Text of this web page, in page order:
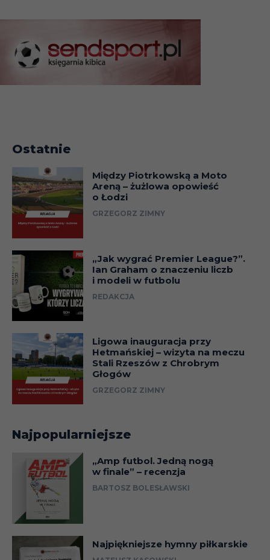
Ostatnie
Między Piotrkowską a Moto
Areną – żużlowa opowieść
o Łodzi
GRZEGORZ ZIMNY
„Jak wygrać Premier League?”.
Ian Graham o znaczeniu liczb
i modeli w futbolu
REDAKCJA
Ligowa inauguracja przy
Hetmańskiej – wizyta na meczu
Stali Rzeszów z Chrobrym
Głogów
GRZEGORZ ZIMNY
Najpopularniejsze
„Amp futbol. Jedną nogą
w finale” – recenzja
BARTOSZ BOLESŁAWSKI
Najpiękniejsze hymny piłkarskie